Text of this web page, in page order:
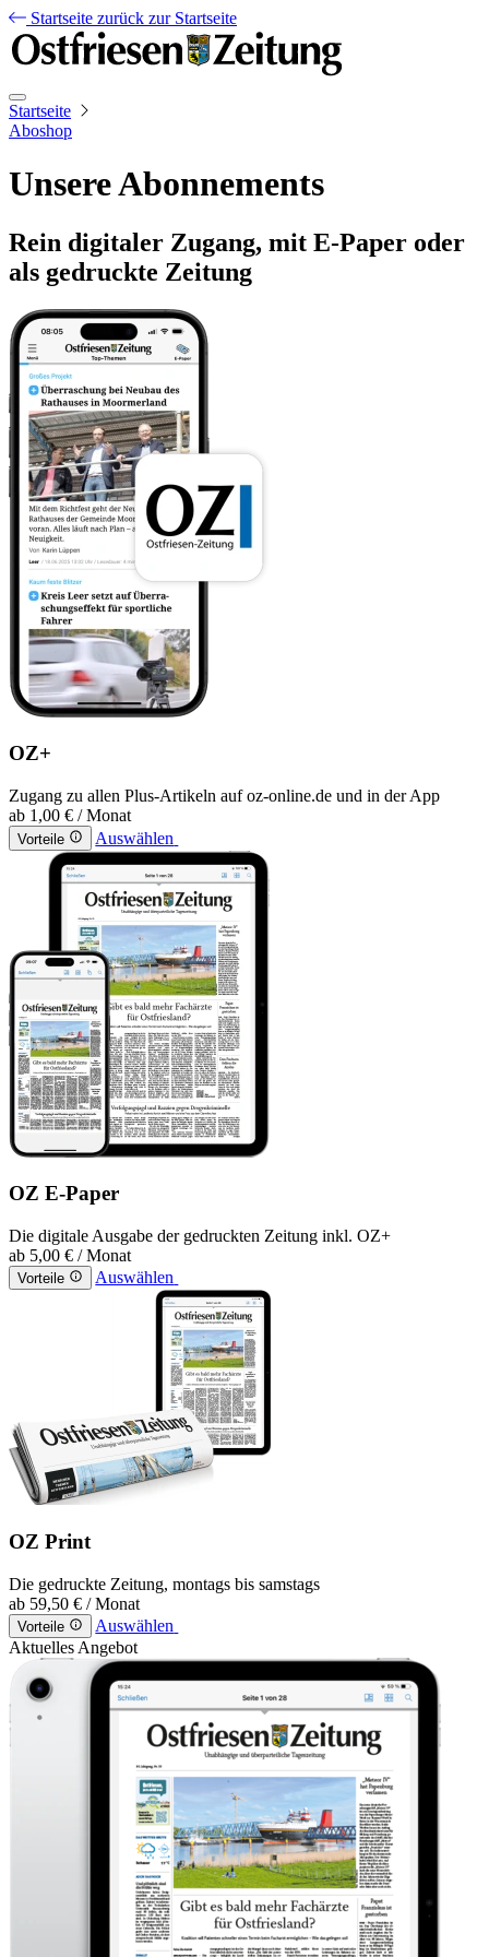
Startseite zurück zur Startseite
Startseite
Aboshop
Unsere Abonnements
Rein digitaler Zugang, mit E-Paper oder
als gedruckte Zeitung
OZ+
Zugang zu allen Plus-Artikeln auf oz-online.de und in der App
ab 1,00 € / Monat
Vorteile Auswählen
OZ E-Paper
Die digitale Ausgabe der gedruckten Zeitung inkl. OZ+
ab 5,00 € / Monat
Vorteile Auswählen
OZ Print
Die gedruckte Zeitung, montags bis samstags
ab 59,50 € / Monat
Vorteile
Auswählen
Aktuelles Angebot